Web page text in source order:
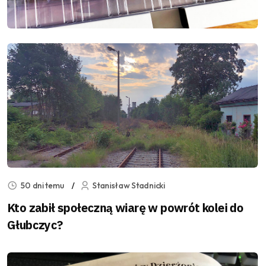
50 dni temu Stanisław Stadnicki
Kto zabił społeczną wiarę w powrót kolei do
Głubczyc?